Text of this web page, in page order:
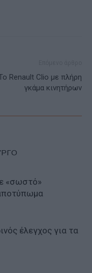
Renault Clio με πλήρη
γκάμα κινητήρων
«σωστό»
έλεγχος για τα